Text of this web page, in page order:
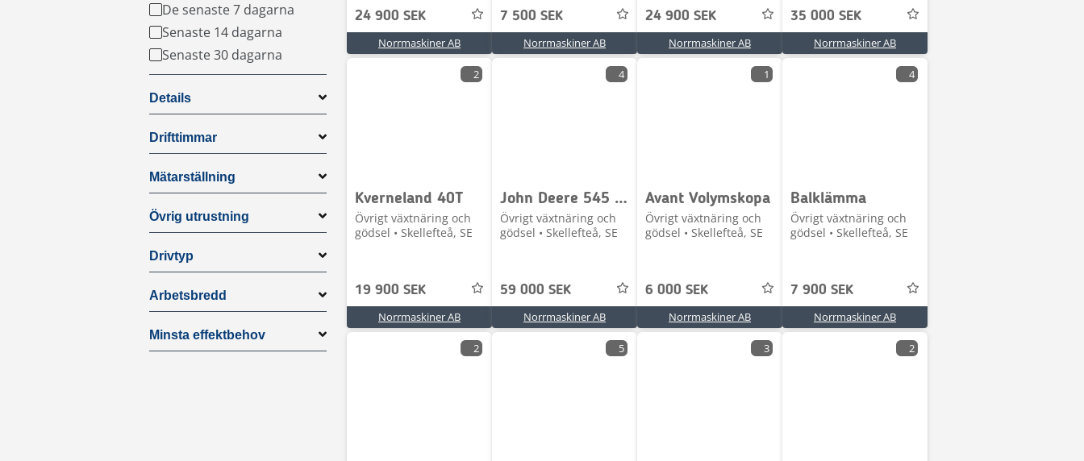
De senaste 7 dagarna
Senaste 14 dagarna
Senaste 30 dagarna
Details
Drifttimmar
Mätarställning
Övrig utrustning
Drivtyp
Arbetsbredd
Minsta effektbehov
24 900 SEK
Norrmaskiner AB
7 500 SEK
Norrmaskiner AB
24 900 SEK
Norrmaskiner AB
35 000 SEK
Norrmaskiner AB
2
Kverneland 40T
Övrigt växtnäring och
gödsel • Skellefteå, SE
19 900 SEK
Norrmaskiner AB
4
John Deere 545 rundbalspress
Övrigt växtnäring och
gödsel • Skellefteå, SE
59 000 SEK
Norrmaskiner AB
1
Avant Volymskopa
Övrigt växtnäring och
gödsel • Skellefteå, SE
6 000 SEK
Norrmaskiner AB
4
Balklämma
Övrigt växtnäring och
gödsel • Skellefteå, SE
7 900 SEK
Norrmaskiner AB
2 5 3 2